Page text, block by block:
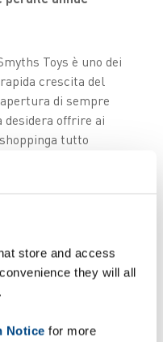
store and access
they will all
Notice for more
Toys è uno dei
crescita del
di sempre
desidera offrire ai
tutto
aggiuntivi della
i processi di
(conteggio dei